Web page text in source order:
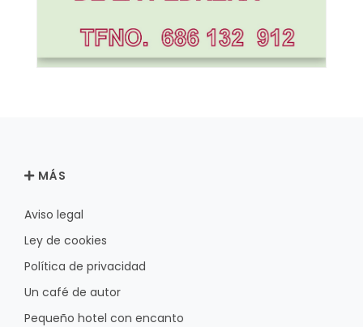
MÁS
Aviso legal
Ley de cookies
Política de privacidad
Un café de autor
Pequeño hotel con encanto